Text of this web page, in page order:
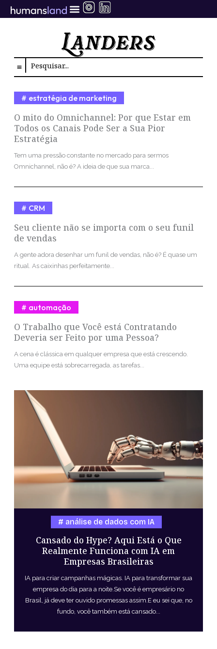
para
Search
O mito do Omnichannel: Por que Estar em
Todos os Canais Pode Ser a Sua Pior
Estratégia
estratégia de marketing
Tem uma pressão constante no mercado para sermos
Omnichannel, não é? A ideia de que sua marca...
Seu cliente não se importa com o seu funil
de vendas
CRM
A gente adora desenhar um funil de vendas, não é? É quase um
ritual. As caixinhas perfeitamente...
O Trabalho que Você está Contratando
Deveria ser Feito por uma Pessoa?
automação
A cena é clássica em qualquer empresa que está crescendo.
Uma equipe está sobrecarregada, as tarefas...
Cansado do Hype? Aqui Está o Que
Realmente Funciona com IA em
Empresas Brasileiras
análise de dados com IA
IA para criar campanhas mágicas. IA para transformar sua
empresa do dia para a noite.Se você é empresário no
Brasil, já deve ter ouvido promessas assim.E eu sei que, no
fundo, você também está cansado...